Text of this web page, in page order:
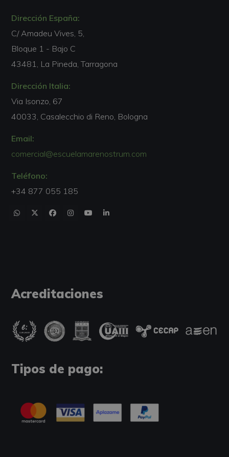
Dirección España:
C/ Amadeu Vives, 5,
Bloque 1 - Bajo C
43481, La Pineda, Tarragona
Dirección Italia:
Via Isonzo, 67
40033, Casalecchio di Reno, Bologna
Email:
comercial@escuelamarenostrum.com
Teléfono:
+34 877 055 185
Acreditaciones
Tipos de pago: